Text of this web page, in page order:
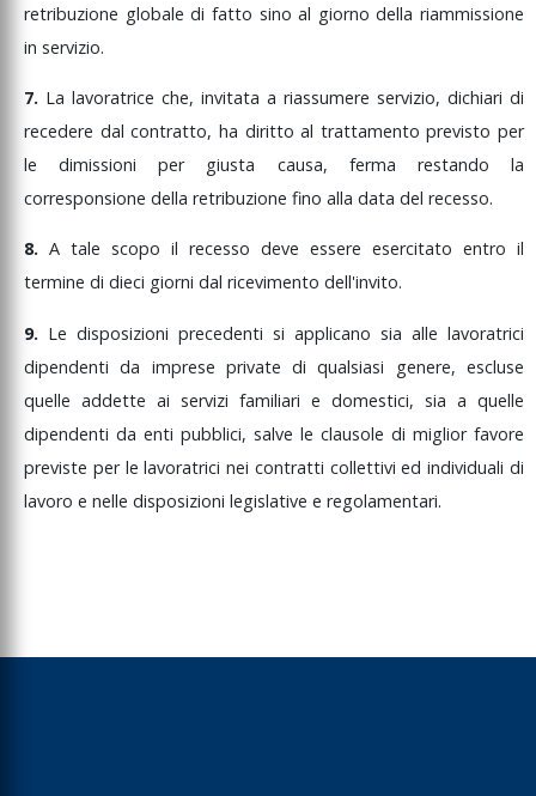
retribuzione globaledi fatto sinoal giornodella riammissione
in servizio.
7. La lavoratrice che, invitata a riassumere servizio, dichiari di
recedere dalcontratto, ha dirittoal trattamentoprevisto per
ledimissioniper giusta causa, ferma restandola
corresponsione della retribuzione fino alla data del recesso.
8. A tale scopo il recesso deve essere esercitato entro il
termine di dieci giorni dal ricevimento dell'invito.
9. Le disposizioni precedenti si applicano sia alle lavoratrici
dipendentida imprese privatediqualsiasi genere,escluse
quelle addette ai servizi familiari e domestici, sia a quelle
dipendenti da enti pubblici, salve le clausole di miglior favore
previste per lelavoratricinei contratti collettiviedindividualidi
lavoro e nelle disposizioni legislative e regolamentari.